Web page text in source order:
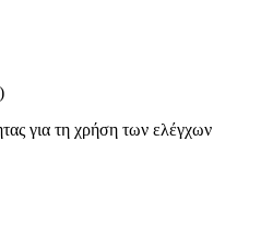
για τη χρήση των ελέγχων